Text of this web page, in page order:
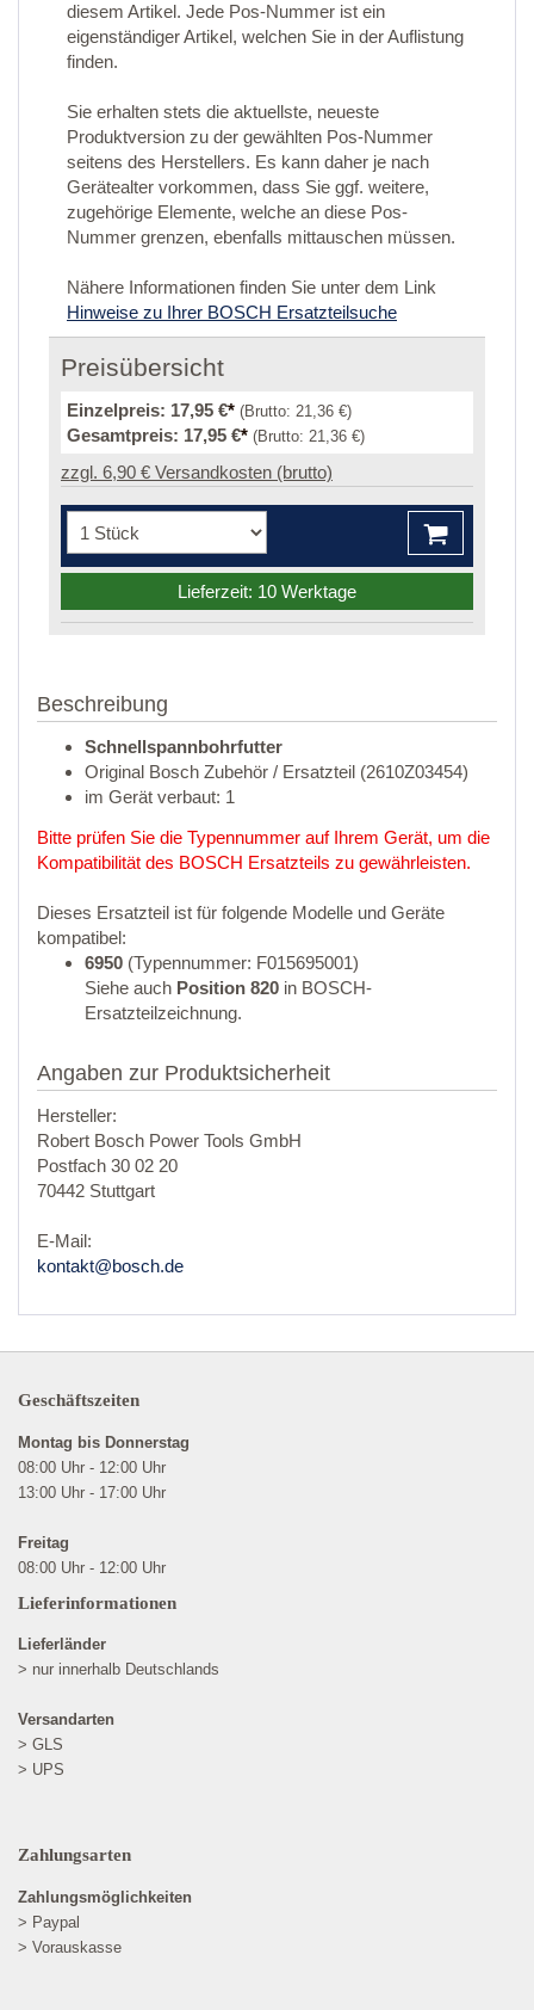
diesem Artikel. Jede Pos-Nummer ist ein
eigenständiger Artikel, welchen Sie in der Auflistung
finden.
Sie erhalten stets die aktuellste, neueste
Produktversion zu der gewählten Pos-Nummer
seitens des Herstellers. Es kann daher je nach
Gerätealter vorkommen, dass Sie ggf. weitere,
zugehörige Elemente, welche an diese Pos-
Nummer grenzen, ebenfalls mittauschen müssen.
Nähere Informationen finden Sie unter dem Link
Hinweise zu Ihrer BOSCH Ersatzteilsuche
Preisübersicht
Einzelpreis: 17,95 €* (Brutto: 21,36 €)
Gesamtpreis: 17,95 €* (Brutto: 21,36 €)
zzgl. 6,90 € Versandkosten (brutto)
Lieferzeit: 10 Werktage
Beschreibung
Schnellspannbohrfutter
Original Bosch Zubehör / Ersatzteil (2610Z03454)
im Gerät verbaut: 1
Bitte prüfen Sie die Typennummer auf Ihrem Gerät, um die
Kompatibilität des BOSCH Ersatzteils zu gewährleisten.
Dieses Ersatzteil ist für folgende Modelle und Geräte
kompatibel:
6950 (Typennummer: F015695001)
Siehe auch Position 820 in BOSCH-
Ersatzteilzeichnung.
Angaben zur Produktsicherheit
Hersteller:
Robert Bosch Power Tools GmbH
Postfach 30 02 20
70442 Stuttgart
E-Mail:
kontakt@bosch.de
Geschäftszeiten
Montag bis Donnerstag
08:00 Uhr - 12:00 Uhr
13:00 Uhr - 17:00 Uhr
Freitag
08:00 Uhr - 12:00 Uhr
Lieferinformationen
Lieferländer
> nur innerhalb Deutschlands
Versandarten
> GLS
> UPS
Zahlungsarten
Zahlungsmöglichkeiten
> Paypal
> Vorauskasse